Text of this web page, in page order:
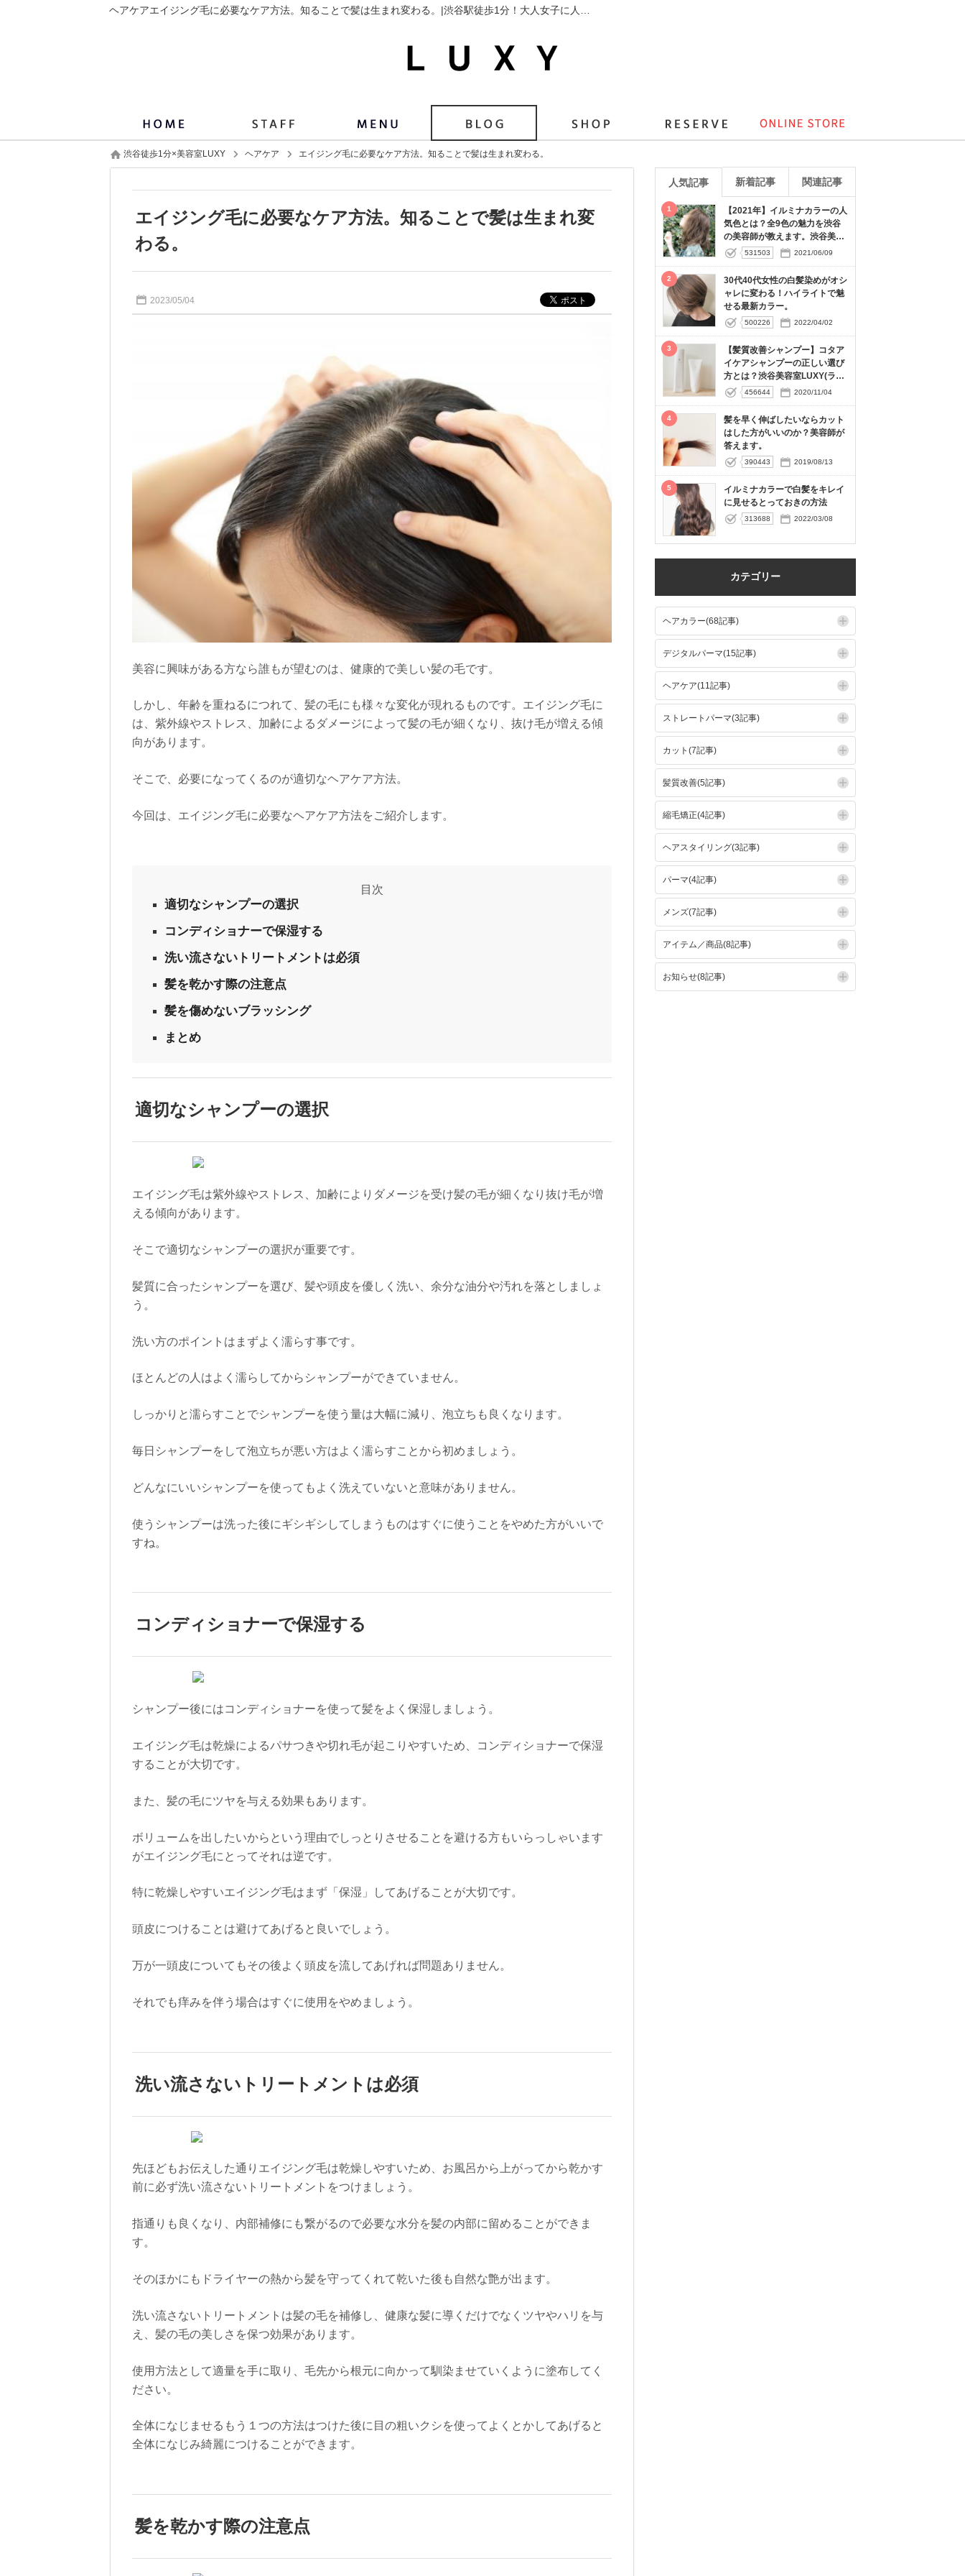
渋谷徒歩1分×美容室LUXY ヘアケア エイジング毛に必要なケア方法。知ることで髪は生まれ変わる。
エイジング毛に必要なケア方法。知ることで髪は生まれ変
わる。
2023/05/04
美容に興味がある方なら誰もが望むのは、健康的で美しい髪の毛です。
しかし、年齢を重ねるにつれて、髪の毛にも様々な変化が現れるものです。エイジング毛に
は、紫外線やストレス、加齢によるダメージによって髪の毛が細くなり、抜け毛が増える傾
向があります。
そこで、必要になってくるのが適切なヘアケア方法。
今回は、エイジング毛に必要なヘアケア方法をご紹介します。
適切なシャンプーの選択
コンディショナーで保湿する
洗い流さないトリートメントは必須
髪を乾かす際の注意点
髪を傷めないブラッシング
まとめ
適切なシャンプーの選択
エイジング毛は紫外線やストレス、加齢によりダメージを受け髪の毛が細くなり抜け毛が増
える傾向があります。
そこで適切なシャンプーの選択が重要です。
髪質に合ったシャンプーを選び、髪や頭皮を優しく洗い、余分な油分や汚れを落としましょ
う。
洗い方のポイントはまずよく濡らす事です。
ほとんどの人はよく濡らしてからシャンプーができていません。
しっかりと濡らすことでシャンプーを使う量は大幅に減り、泡立ちも良くなります。
毎日シャンプーをして泡立ちが悪い方はよく濡らすことから初めましょう。
どんなにいいシャンプーを使ってもよく洗えていないと意味がありません。
使うシャンプーは洗った後にギシギシしてしまうものはすぐに使うことをやめた方がいいで
すね。
コンディショナーで保湿する
シャンプー後にはコンディショナーを使って髪をよく保湿しましょう。
エイジング毛は乾燥によるパサつきや切れ毛が起こりやすいため、コンディショナーで保湿
することが大切です。
また、髪の毛にツヤを与える効果もあります。
ボリュームを出したいからという理由でしっとりさせることを避ける方もいらっしゃいます
がエイジング毛にとってそれは逆です。
特に乾燥しやすいエイジング毛はまず「保湿」してあげることが大切です。
頭皮につけることは避けてあげると良いでしょう。
万が一頭皮についてもその後よく頭皮を流してあげれば問題ありません。
それでも痒みを伴う場合はすぐに使用をやめましょう。
洗い流さないトリートメントは必須
先ほどもお伝えした通りエイジング毛は乾燥しやすいため、お風呂から上がってから乾かす
前に必ず洗い流さないトリートメントをつけましょう。
指通りも良くなり、内部補修にも繋がるので必要な水分を髪の内部に留めることができま
す。
そのほかにもドライヤーの熱から髪を守ってくれて乾いた後も自然な艶が出ます。
洗い流さないトリートメントは髪の毛を補修し、健康な髪に導くだけでなくツヤやハリを与
え、髪の毛の美しさを保つ効果があります。
使用方法として適量を手に取り、毛先から根元に向かって馴染ませていくように塗布してく
ださい。
全体になじませるもう１つの方法はつけた後に目の粗いクシを使ってよくとかしてあげると
全体になじみ綺麗につけることができます。
髪を乾かす際の注意点
人気記事 新着記事 関連記事
1
【2021年】イルミナカラーの人
気色とは？全9色の魅力を渋谷
の美容師が教えます。渋谷美容
室LUXY（ラグジー）
531503 2021/06/09
2
30代40代女性の白髪染めがオシ
ャレに変わる！ハイライトで魅
せる最新カラー。
500226 2022/04/02
3
【髪質改善シャンプー】コタア
イケアシャンプーの正しい選び
方とは？渋谷美容室LUXY(ラグ
ジー）456644 2020/11/04
4
髪を早く伸ばしたいならカット
はした方がいいのか？美容師が
答えます。
390443 2019/08/13
5
イルミナカラーで白髪をキレイ
に見せるとっておきの方法
313688 2022/03/08
カテゴリー
ヘアカラー(68記事)
デジタルパーマ(15記事)
ヘアケア(11記事)
ストレートパーマ(3記事)
カット(7記事)
髪質改善(5記事)
縮毛矯正(4記事)
ヘアスタイリング(3記事)
パーマ(4記事)
メンズ(7記事)
アイテム／商品(8記事)
お知らせ(8記事)